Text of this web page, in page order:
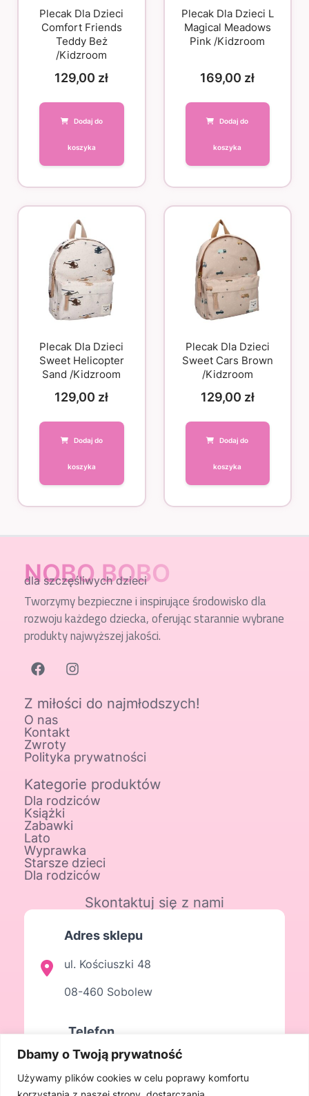
Dbamy o Twoją prywatność
Używamy plików cookies w celu poprawy komfortu
Plecak Dla Dzieci
Comfort Friends
Teddy Beż
/Kidzroom
129,00 zł
Dodaj do
koszyka
Plecak Dla Dzieci L
Magical Meadows
Pink /Kidzroom
169,00 zł
Dodaj do
koszyka
Plecak Dla Dzieci
Sweet Helicopter
Sand /Kidzroom
129,00 zł
Dodaj do
koszyka
Plecak Dla Dzieci
Sweet Cars Brown
/Kidzroom
129,00 zł
Dodaj do
koszyka
NOBO BOBO
dla szczęśliwych dzieci
Tworzymy bezpieczne i inspirujące środowisko dla
rozwoju każdego dziecka, oferując starannie wybrane
produkty najwyższej jakości.
Z miłości do najmłodszych!
O nas
Kontakt
Zwroty
Polityka prywatności
Kategorie produktów
Dla rodziców
Książki
Zabawki
Lato
Wyprawka
Starsze dzieci
Dla rodziców
Skontaktuj się z nami
Adres sklepu
ul. Kościuszki 48
08-460 Sobolew
Telefon
508 261 492